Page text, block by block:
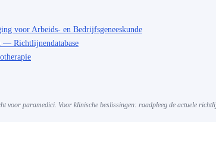
voor Arbeids- en Bedrijfsgeneeskunde
— Richtlijnendatabase
voor paramedici. Voor klinische beslissingen: raadpleeg de actuele